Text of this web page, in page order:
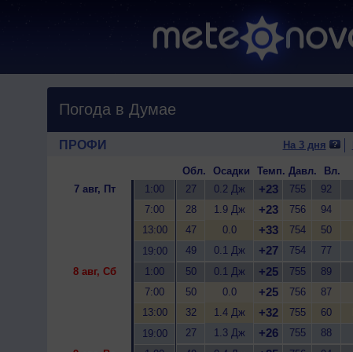
Погода в Думае
ПРОФИ На 3 дня
Обл. Осадки Темп. Давл. Вл.
7 авг, Пт
1:00 27 0.2 Дж +23 755 92
7:00
28 1.9 Дж +23 756 94
13:00
47 0.0 +33 754 50
19:00
49 0.1 Дж +27 754 77
8 авг, Сб
1:00 50 0.1 Дж +25 755 89
7:00
50 0.0 +25 756 87
13:00
32 1.4 Дж +32 755 60
19:00
27 1.3 Дж +26 755 88